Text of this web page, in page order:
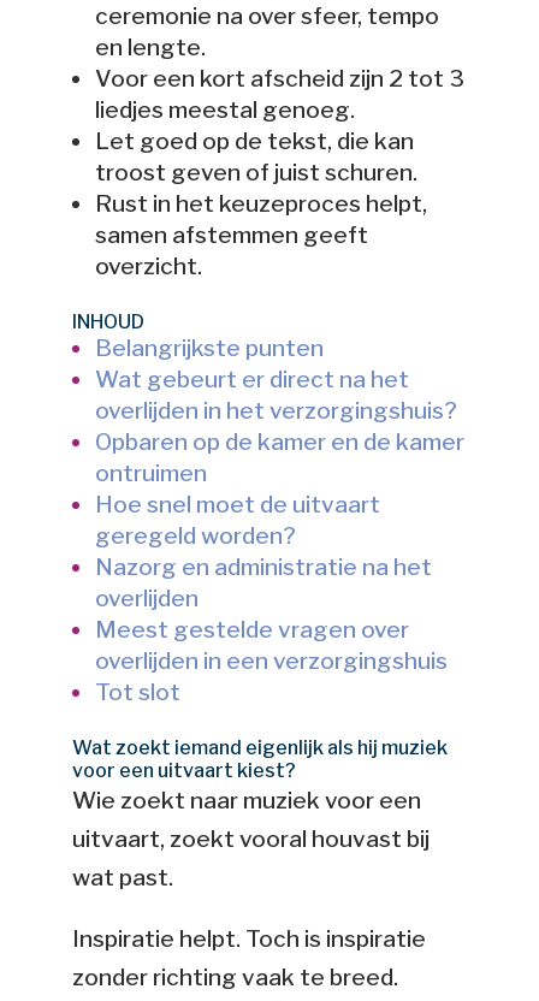
ceremonie na over sfeer, tempo
en lengte.
Voor een kort afscheid zijn 2 tot 3
liedjes meestal genoeg.
Let goed op de tekst, die kan
troost geven of juist schuren.
Rust in het keuzeproces helpt,
samen afstemmen geeft
overzicht.
INHOUD
Belangrijkste punten
Wat gebeurt er direct na het
overlijden in het verzorgingshuis?
Opbaren op de kamer en de kamer
ontruimen
Hoe snel moet de uitvaart
geregeld worden?
Nazorg en administratie na het
overlijden
Meest gestelde vragen over
overlijden in een verzorgingshuis
Tot slot
Wat zoekt iemand eigenlijk als hij muziek
voor een uitvaart kiest?
Wie zoekt naar muziek voor een
uitvaart, zoekt vooral houvast bij
wat past.
Inspiratie helpt. Toch is inspiratie
zonder richting vaak te breed.